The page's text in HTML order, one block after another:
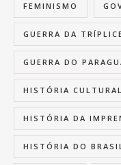
FEMINISMO
GUERRA DA
GUERRA DO
HISTÓRIA CULTURAL
HISTÓRIA DA
HISTÓRIA DO